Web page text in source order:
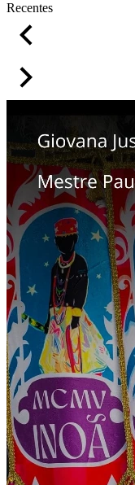
Recentes